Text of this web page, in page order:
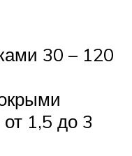
30 – 120
1,5 до 3